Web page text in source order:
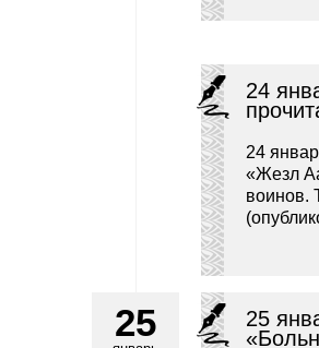
24
24
«Жезл
воинов.
25
25